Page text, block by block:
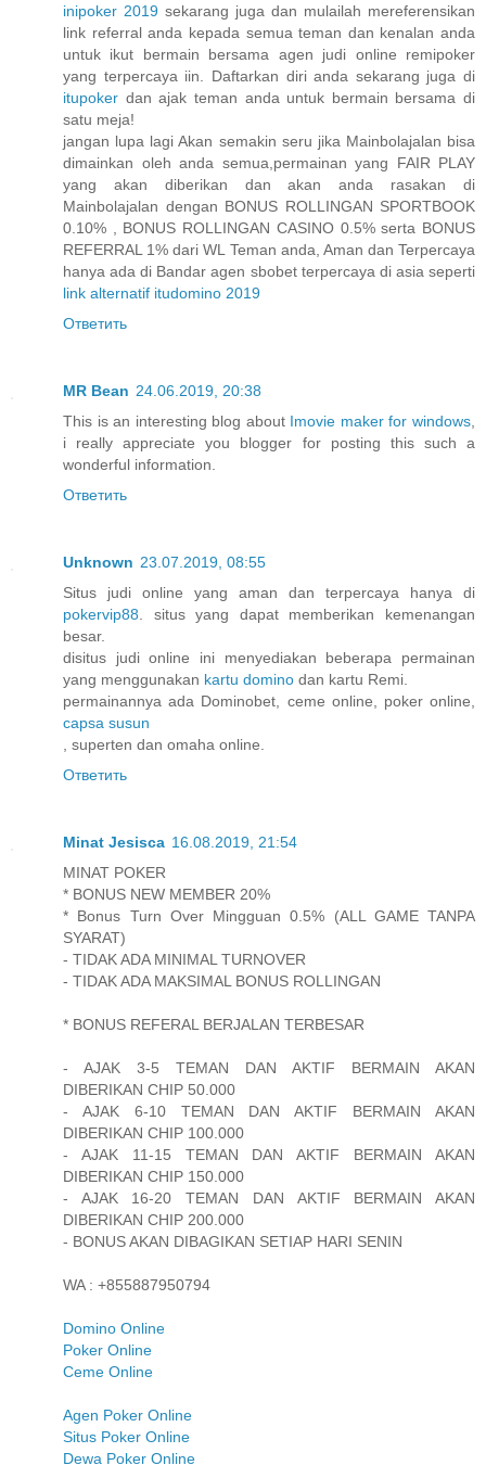
inipoker 2019 sekarang juga dan mulailah mereferensikan
link referral anda kepada semua teman dan kenalan anda
untuk ikut bermain bersama agen judi online remipoker
yang terpercaya iin. Daftarkan diri anda sekarang juga di
itupoker dan ajak teman anda untuk bermain bersama di
satu meja!
jangan lupa lagi Akan semakin seru jika Mainbolajalan bisa
dimainkan oleh anda semua,permainan yang FAIR PLAY
yang akan diberikan dan akan anda rasakan di
Mainbolajalan dengan BONUS ROLLINGAN SPORTBOOK
0.10% , BONUS ROLLINGAN CASINO 0.5% serta BONUS
REFERRAL 1% dari WL Teman anda, Aman dan Terpercaya
hanya ada di Bandar agen sbobet terpercaya di asia seperti
link alternatif itudomino 2019
Ответить
MR Bean 24.06.2019, 20:38
This is an interesting blog about Imovie maker for windows
i really appreciate you blogger for posting this such a
wonderful information.
Ответить
Unknown 23.07.2019, 08:55
Situs judi online yang aman dan terpercaya hanya di
pokervip88 . situs yang dapat memberikan kemenangan
besar.
disitus judi online ini menyediakan beberapa permainan
yang menggunakan kartu domino dan kartu Remi.
permainannya ada Dominobet, ceme online, poker online,
capsa susun
, superten dan omaha online.
Ответить
Minat Jesisca 16.08.2019, 21:54
MINAT POKER
* BONUS NEW MEMBER 20%
* Bonus Turn Over Mingguan 0.5% (ALL GAME TANPA
SYARAT)
- TIDAK ADA MINIMAL TURNOVER
- TIDAK ADA MAKSIMAL BONUS ROLLINGAN
* BONUS REFERAL BERJALAN TERBESAR
- AJAK 3-5 TEMAN DAN AKTIF BERMAIN AKAN
DIBERIKAN CHIP 50.000
- AJAK 6-10 TEMAN DAN AKTIF BERMAIN AKAN
DIBERIKAN CHIP 100.000
- AJAK 11-15 TEMAN DAN AKTIF BERMAIN AKAN
DIBERIKAN CHIP 150.000
- AJAK 16-20 TEMAN DAN AKTIF BERMAIN AKAN
DIBERIKAN CHIP 200.000
- BONUS AKAN DIBAGIKAN SETIAP HARI SENIN
WA : +855887950794
Domino Online
Poker Online
Ceme Online
Agen Poker Online
Situs Poker Online
Dewa Poker Online